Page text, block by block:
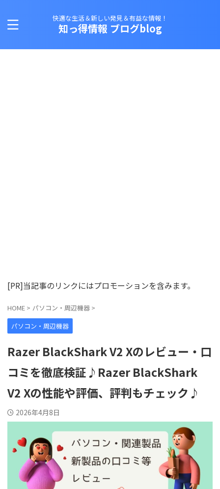
快適な生活＆新しい発見＆有益な情報！
知っ得情報 ブログblog
[PR]当記事のリンクにはプロモーションを含みます。
HOME > パソコン・周辺機器 >
パソコン・周辺機器
Razer BlackShark V2 Xのレビュー・口
コミを徹底検証♪Razer BlackShark
V2 Xの性能や評価、評判もチェック♪
2026年4月8日